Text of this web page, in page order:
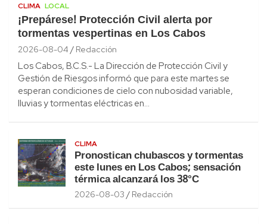
CLIMA LOCAL
¡Prepárese! Protección Civil alerta por
tormentas vespertinas en Los Cabos
2026-08-04 Redacción
Los Cabos, B.C.S.- La Dirección de Protección Civil y
Gestión de Riesgos informó que para este martes se
esperan condiciones de cielo con nubosidad variable,
lluvias y tormentas eléctricas en…
CLIMA
Pronostican chubascos y tormentas
este lunes en Los Cabos; sensación
térmica alcanzará los 38°C
2026-08-03 Redacción